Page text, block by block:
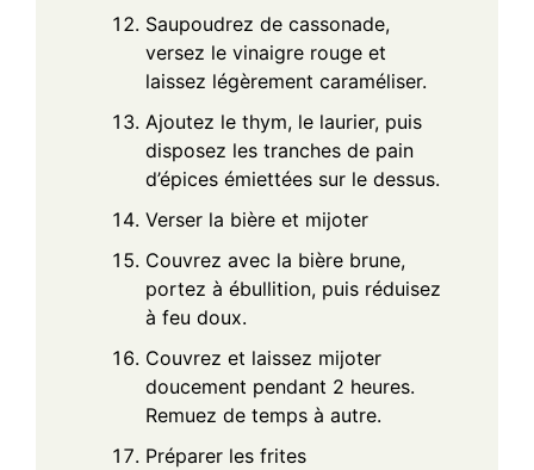
Saupoudrez de cassonade,
versez le vinaigre rouge et
laissez légèrement caraméliser.
Ajoutez le thym, le laurier, puis
disposez les tranches de pain
d’épices émiettées sur le dessus.
Verser la bière et mijoter
Couvrez avec la bière brune,
portez à ébullition, puis réduisez
à feu doux.
Couvrez et laissez mijoter
doucement pendant 2 heures.
Remuez de temps à autre.
Préparer les frites